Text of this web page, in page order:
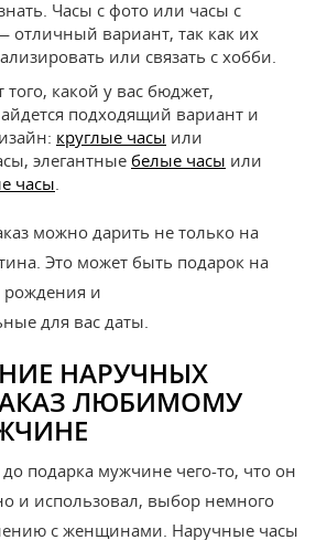
Часы с фото или часы с
отличный вариант, так как их
или связать с хобби.
какой у вас бюджет,
подходящий вариант и
круглые часы или
элегантные белые часы или
часы.
можно дарить не только на
Это может быть подарок на
и
для вас даты.
НАРУЧНЫХ
ЛЮБИМОМУ
подарка мужчине чего-то, что он
и использовал, выбор немного
с женщинами. Наручные часы